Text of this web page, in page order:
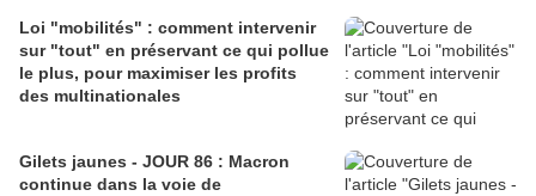
Loi "mobilités" : comment intervenir
sur "tout" en préservant ce qui pollue
le plus, pour maximiser les profits
des multinationales
Gilets jaunes - JOUR 86 : Macron
continue dans la voie de